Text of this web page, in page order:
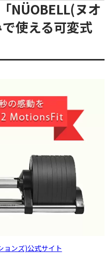
め耐久性が心配
んな方におすすめ
代理店からの購入方法
に関する Q&A
ベルの違いは？
NÜOBELL(ヌオ
使える可変式
ンズ)公式サイト